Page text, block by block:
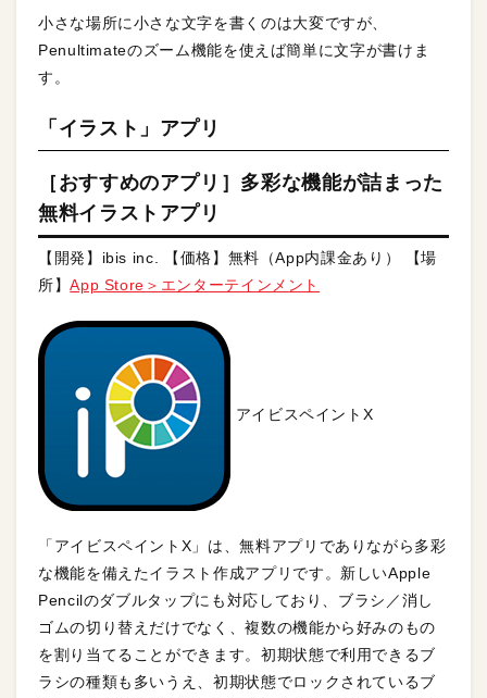
小さな場所に小さな文字を書くのは大変ですが、
Penultimateのズーム機能を使えば簡単に文字が書けま
す。
「イラスト」アプリ
［おすすめのアプリ］多彩な機能が詰まった
無料イラストアプリ
【開発】ibis inc. 【価格】無料（App内課金あり） 【場
所】App Store＞エンターテインメント
アイビスペイントX
「アイビスペイントX」は、無料アプリでありながら多彩
な機能を備えたイラスト作成アプリです。新しいApple
Pencilのダブルタップにも対応しており、ブラシ／消し
ゴムの切り替えだけでなく、複数の機能から好みのもの
を割り当てることができます。初期状態で利用できるブ
ラシの種類も多いうえ、初期状態でロックされているブ